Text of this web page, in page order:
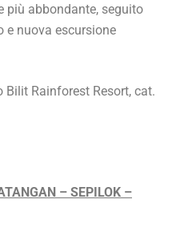
più abbondante, seguito
e nuova escursione
Bilit Rainforest Resort, cat.
– SEPILOK –